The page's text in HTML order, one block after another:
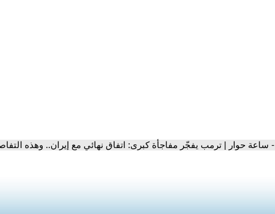
- ساعة حوار | ترمب يفجّر مفاجأة كبرى: اتفاق نهائي مع إيران.. وهذه